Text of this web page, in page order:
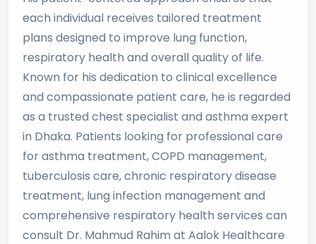
each individual receives tailored treatment
plans designed to improve lung function,
respiratory health and overall quality of life.
Known for his dedication to clinical excellence
and compassionate patient care, he is regarded
as a trusted chest specialist and asthma expert
in Dhaka. Patients looking for professional care
for asthma treatment, COPD management,
tuberculosis care, chronic respiratory disease
treatment, lung infection management and
comprehensive respiratory health services can
consult Dr. Mahmud Rahim at Aalok Healthcare